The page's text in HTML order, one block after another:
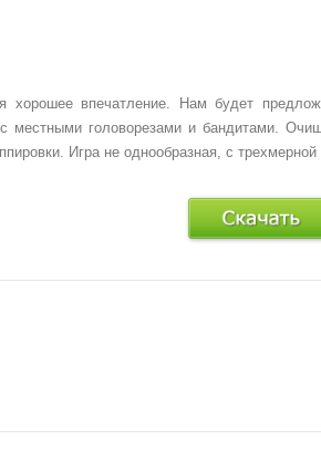
впечатление. Нам будет
головорезами и бандитами.
Игра не однообразная, с